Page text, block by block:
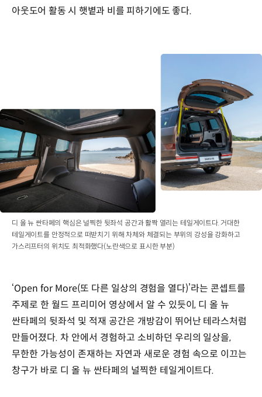
아웃도어 활동 시 햇볕과 비를 피하기에도 좋다.
디 올 뉴 싼타페의 핵심은 널찍한 뒷좌석 공간과 활짝 열리는 테일게이트다. 거대한
테일게이트를 안정적으로 떠받치기 위해 차체와 체결되는 부위의 강성을 강화하고
가스리프터의 위치도 최적화했다(노란색으로 표시한 부분)
‘Open for More(또 다른 일상의 경험을 열다)’라는 콘셉트를
주제로 한 월드 프리미어 영상에서 알 수 있듯이, 디 올 뉴
싼타페의 뒷좌석 및 적재 공간은 개방감이 뛰어난 테라스처럼
만들어졌다. 차 안에서 경험하고 소비하던 우리의 일상을,
무한한 가능성이 존재하는 자연과 새로운 경험 속으로 이끄는
창구가 바로 디 올 뉴 싼타페의 널찍한 테일게이트다.